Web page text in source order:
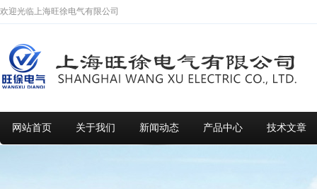
欢迎光临上海旺徐电气有限公司
网站首页 关于我们 新闻动态 产品中心 技术文章